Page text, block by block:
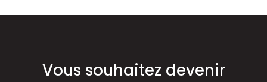
Vous souhaitez devenir